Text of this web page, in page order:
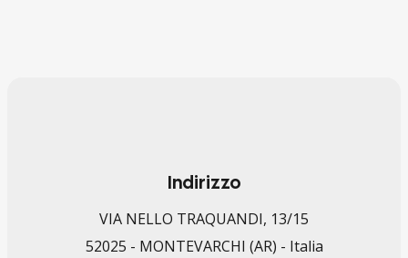
Indirizzo
VIA NELLO TRAQUANDI, 13/15
52025 - MONTEVARCHI (AR) - Italia